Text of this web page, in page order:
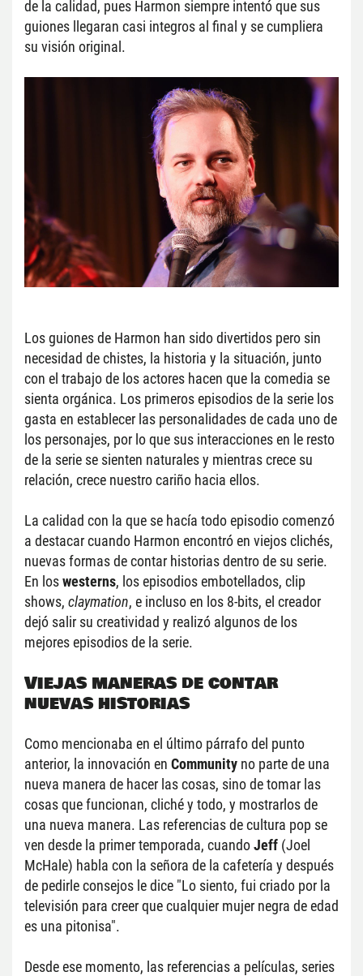
de la calidad, pues Harmon siempre intentó que sus
guiones llegaran casi integros al final y se cumpliera
su visión original.
Los guiones de Harmon han sido divertidos pero sin
necesidad de chistes, la historia y la situación, junto
con el trabajo de los actores hacen que la comedia se
sienta orgánica. Los primeros episodios de la serie los
gasta en establecer las personalidades de cada uno de
los personajes, por lo que sus interacciones en le resto
de la serie se sienten naturales y mientras crece su
relación, crece nuestro cariño hacia ellos.
La calidad con la que se hacía todo episodio comenzó
a destacar cuando Harmon encontró en viejos clichés,
nuevas formas de contar historias dentro de su serie.
En los westerns, los episodios embotellados, clip
shows, claymation, e incluso en los 8-bits, el creador
dejó salir su creatividad y realizó algunos de los
mejores episodios de la serie.
Viejas maneras de contar
nuevas historias
Como mencionaba en el último párrafo del punto
anterior, la innovación en Community no parte de una
nueva manera de hacer las cosas, sino de tomar las
cosas que funcionan, cliché y todo, y mostrarlos de
una nueva manera. Las referencias de cultura pop se
ven desde la primer temporada, cuando Jeff (Joel
McHale) habla con la señora de la cafetería y después
de pedirle consejos le dice "Lo siento, fui criado por la
televisión para creer que cualquier mujer negra de edad
es una pitonisa".
Desde ese momento, las referencias a películas, series